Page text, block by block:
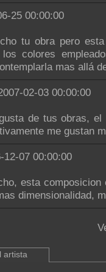
25 00:00:00
tu obra pero
los colores
mas allá
02-03 00:00:00
de tus obras,
me gustan
07 00:00:00
esta
dimensionalidad,
artista